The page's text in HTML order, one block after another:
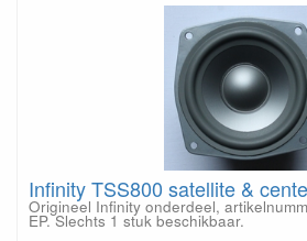
Infinity TSS800 satellite &
Origineel Infinity onderdeel,
EP. Slechts 1 stuk beschikbaar.